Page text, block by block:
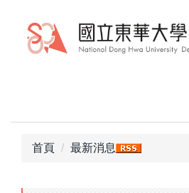
首頁 最新消息